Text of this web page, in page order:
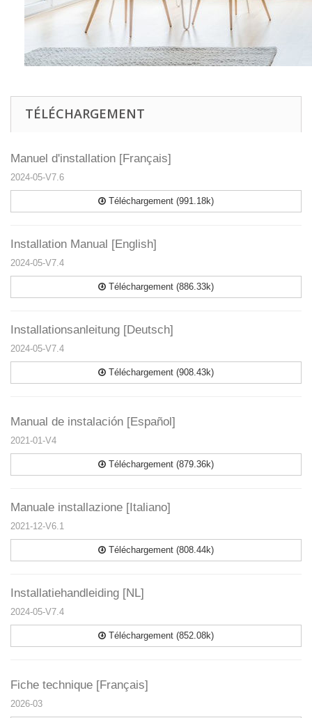
TÉLÉCHARGEMENT
Manuel d'installation [Français]
2024-05-V7.6
Téléchargement (991.18k)
Installation Manual [English]
2024-05-V7.4
Téléchargement (886.33k)
Installationsanleitung [Deutsch]
2024-05-V7.4
Téléchargement (908.43k)
Manual de instalación [Español]
2021-01-V4
Téléchargement (879.36k)
Manuale installazione [Italiano]
2021-12-V6.1
Téléchargement (808.44k)
Installatiehandleiding [NL]
2024-05-V7.4
Téléchargement (852.08k)
Fiche technique [Français]
2026-03